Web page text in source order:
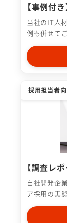
【事例付
当社のIT人
例も併せて
採用担当者向
【調査レ
自社開発企
ア採用の実